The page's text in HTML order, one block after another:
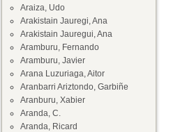
Araiza, Udo
Arakistain Jauregi, Ana
Arakistain Jauregui, Ana
Aramburu, Fernando
Aramburu, Javier
Arana Luzuriaga, Aitor
Aranbarri Ariztondo, Garbiñe
Aranburu, Xabier
Aranda, C.
Aranda, Ricard